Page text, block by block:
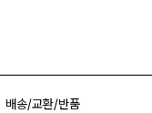
배송/교환/반품